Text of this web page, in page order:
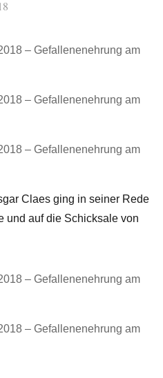
– Gefallenenehrung am
– Gefallenenehrung am
– Gefallenenehrung am
Claes ging in seiner Rede
und auf die Schicksale von
– Gefallenenehrung am
– Gefallenenehrung am